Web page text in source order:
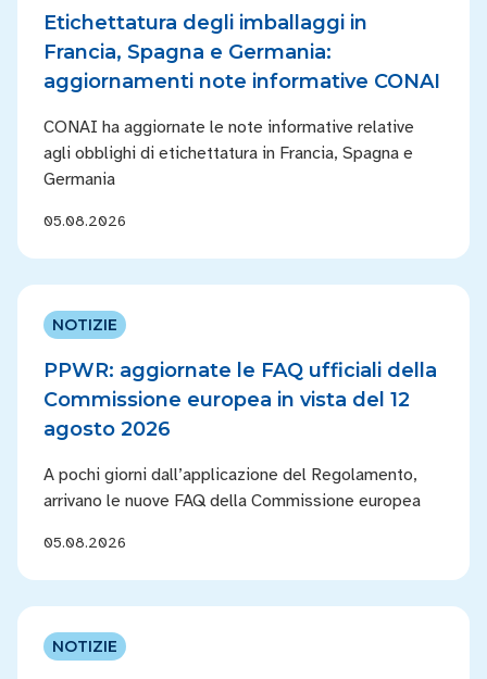
Etichettatura degli imballaggi in
Francia, Spagna e Germania:
aggiornamenti note informative CONAI
CONAI ha aggiornate le note informative relative
agli obblighi di etichettatura in Francia, Spagna e
Germania
05.08.2026
NOTIZIE
PPWR: aggiornate le FAQ ufficiali della
Commissione europea in vista del 12
agosto 2026
A pochi giorni dall’applicazione del Regolamento,
arrivano le nuove FAQ della Commissione europea
05.08.2026
NOTIZIE